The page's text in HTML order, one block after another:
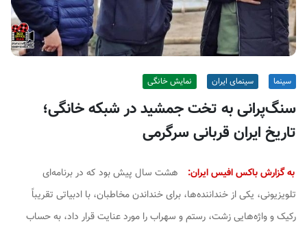
سینما سینمای ایران نمایش خانگی
سنگ‌پرانی به تخت جمشید در شبکه خانگی؛
تاریخ ایران قربانی سرگرمی
به گزارش باکس افیس ایران:
هشت سال پیش بود که در برنامه‌ای
تلویزیونی، یکی از خنداننده‌ها، برای خنداندن مخاطبان، با ادبیاتی تقریباً
رکیک و واژه‌هایی زشت، رستم و سهراب را مورد عنایت قرار داد، به حساب